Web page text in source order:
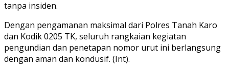
tanpa insiden.
Dengan pengamanan maksimal dari Polres Tanah Karo
dan Kodik 0205 TK, seluruh rangkaian kegiatan
pengundian dan penetapan nomor urut ini berlangsung
dengan aman dan kondusif. (Int).